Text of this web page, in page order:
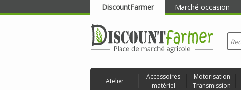
DiscountFarmer Marché occasion
RECHERCHER
Atelier
Accessoires
matériel
Motorisation
Transmission